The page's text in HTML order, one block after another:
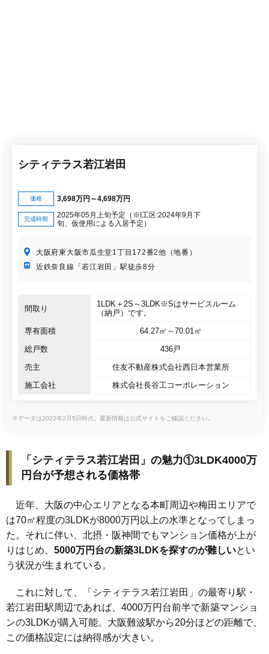
シティテラス若江岩田
価格 3,698万円～4,698万円
完成時期
2025年05月上旬予定（※I工区:2024年9月下
旬、仮使用による入居予定）
大阪府東大阪市瓜生堂1丁目172番2他（地番）
近鉄奈良線「若江岩田」駅徒歩8分
間取り
1LDK＋2S～3LDK※Sはサービスルーム
（納戸）です。
専有面積
64.27㎡～70.01㎡
総戸数
436戸
売主
住友不動産株式会社西日本営業所
施工会社
株式会社長谷工コーポレーション
※データは2022年2月5日時点。最新情報は公式サイトをご確認ください。
「シティテラス若江岩田」の魅力①3LDK4000万
円台が予想される価格帯
近年、大阪の中心エリアとなる本町周辺や梅田エリアで
は70㎡程度の3LDKが8000万円以上の水準となってしまっ
た。それに伴い、北摂・阪神間でもマンション価格が上が
りはじめ、 5000万円台の新築3LDKを探すのが難しいとい
う状況が生まれている。
これに対して、「シティテラス若江岩田」の最寄り駅・
若江岩田駅周辺であれば、4000万円台前半で新築マンショ
ンの3LDKが購入可能。大阪難波駅から20分ほどの距離で、
この価格設定には納得感が大きい。